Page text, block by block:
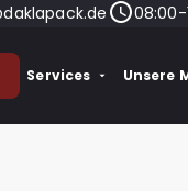
08:00-
Services Unsere